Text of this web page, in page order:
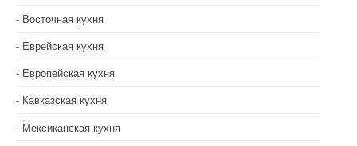
Восточная кухня
Еврейская кухня
Европейская кухня
Кавказская кухня
Мексиканская кухня